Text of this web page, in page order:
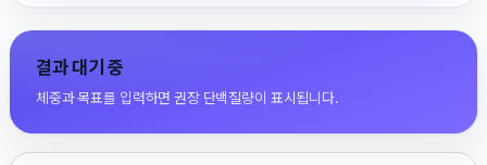
결과 대기 중
체중과 목표를 입력하면 권장 단백질량이 표시됩니다.